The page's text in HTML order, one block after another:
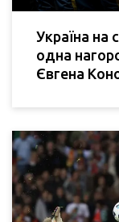
Україна на
одна
Євгена